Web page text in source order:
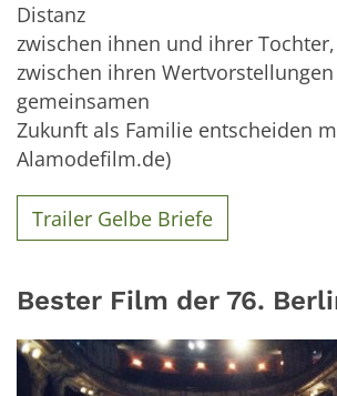
Distanz
zwischen ihnen und ihrer
zwischen ihren
gemeinsamen
Zukunft als Familie entscheiden
Alamodefilm.de)
Trailer Gelbe Briefe
Bester Film der 76.